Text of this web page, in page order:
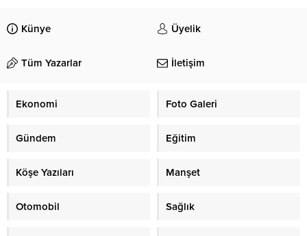
Künye Üyelik
Tüm Yazarlar İletişim
Ekonomi Foto Galeri
Gündem Eğitim
Köşe Yazıları Manşet
Otomobil Sağlık